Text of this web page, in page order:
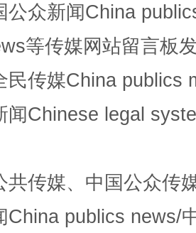
公众新闻China
等传媒网站留言板
民传媒China publics
闻Chinese legal
共传媒、中国公众传
China publics news/